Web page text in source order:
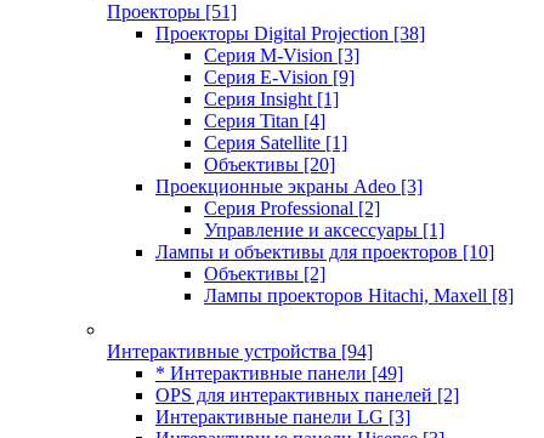
Проекторы [51]
Проекторы Digital Projection [38]
Серия M-Vision [3]
Серия E-Vision [9]
Серия Insight [1]
Серия Titan [4]
Серия Satellite [1]
Объективы [20]
Проекционные экраны Adeo [3]
Серия Professional [2]
Управление и аксессуары [1]
Лампы и объективы для проекторов [10]
Объективы [2]
Лампы проекторов Hitachi, Maxell [8]
Интерактивные устройства [94]
* Интерактивные панели [49]
OPS для интерактивных панелей [2]
Интерактивные панели LG [3]